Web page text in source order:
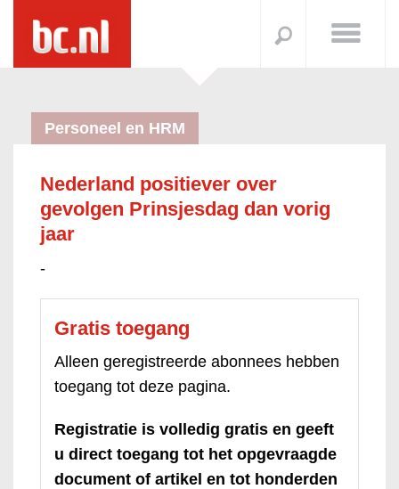
Personeel en HRM
Nederland positiever over
gevolgen Prinsjesdag dan vorig
jaar
-
Gratis toegang
Alleen geregistreerde abonnees hebben
toegang tot deze pagina.
Registratie is volledig gratis en geeft
u direct toegang tot het opgevraagde
document of artikel en tot honderden